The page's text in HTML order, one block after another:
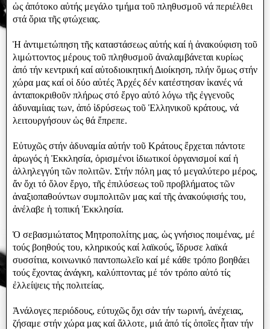
ὡς ἀπότοκο αὐτής μεγάλο τμήμα τοῦ πληθυσμοῦ νά περιέλθει
στά ὅρια τῆς φτώχειας.
Ἡ ἀντιμετώπηση τῆς καταστάσεως αὐτής καί ἡ ἀνακούφιση τοῦ
λιμώττοντος μέρους τοῦ πληθυσμοῦ ἀναλαμβάνεται κυρίως
ἀπό τήν κεντρική καί αὐτοδιοικητική Διοίκηση, πλήν ὅμως στήν
χώρα μας καί οἱ δύο αὐτές Ἀρχές δέν κατέστησαν ἰκανές νά
ἀνταποκριθοῦν πλήρως στό ἔργο αὐτό λόγω τῆς ἐγγενοῦς
ἀδυναμίιας των, ἀπό ἱδρύσεως τοῦ Ἑλληνικοῦ κράτους, νά
λειτουργήσουν ὡς θά ἔπρεπε.
Εὐτυχῶς στήν ἀδυναμία αὐτήν τοῦ Κράτους ἔρχεται πάντοτε
ἀρωγός ἡ Ἐκκλησία, ὁρισμένοι ἰδιωτικοί ὀργανισμοί καί ἡ
ἀλληλεγγύη τῶν πολιτῶν. Στήν πόλη μας τό μεγαλύτερο μέρος,
ἄν ὄχι τό ὅλον ἔργο, τῆς ἐπιλύσεως τοῦ προβλήματος τῶν
ἀναξιοπαθούντων συμπολιτῶν μας καί τῆς ἀνακούφισής του,
ἀνέλαβε ἡ τοπική Ἐκκλησία.
Ὁ σεβασμιώτατος Μητροπολίτης μας, ὡς γνήσιος ποιμένας, μέ
τούς βοηθούς του, κληρικούς καί λαϊκούς, ἵδρυσε λαϊκά
συσσίτια, κοινωνικό παντοπωλεῖο καί μέ κάθε τρόπο βοηθάει
τούς ἔχοντας ἀνάγκη, καλύπτοντας μέ τόν τρόπο αὐτό τίς
ἐλλείψεις τἠς πολιτείας.
Ἀνάλογες περιόδους, εύτυχῶς ὄχι σἀν τήν τωρινή, ἀνέχειας,
ζήσαμε στήν χώρα μας καί ἄλλοτε, μιά ἀπό τίς ὁποῖες ἦταν τήν